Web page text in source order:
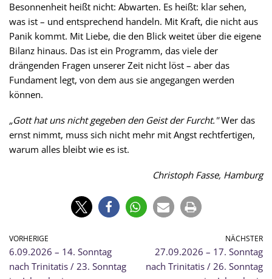
Besonnenheit heißt nicht: Abwarten. Es heißt: klar sehen,
was ist – und entsprechend handeln. Mit Kraft, die nicht aus
Panik kommt. Mit Liebe, die den Blick weitet über die eigene
Bilanz hinaus. Das ist ein Programm, das viele der
drängenden Fragen unserer Zeit nicht löst – aber das
Fundament legt, von dem aus sie angegangen werden
können.
„Gott hat uns nicht gegeben den Geist der Furcht."Wer das
ernst nimmt, muss sich nicht mehr mit Angst rechtfertigen,
warum alles bleibt wie es ist.
Christoph Fasse, Hamburg
VORHERIGE
6.09.2026 – 14. Sonntag
nach Trinitatis / 23. Sonntag
NÄCHSTER
27.09.2026 – 17. Sonntag
nach Trinitatis / 26. Sonntag